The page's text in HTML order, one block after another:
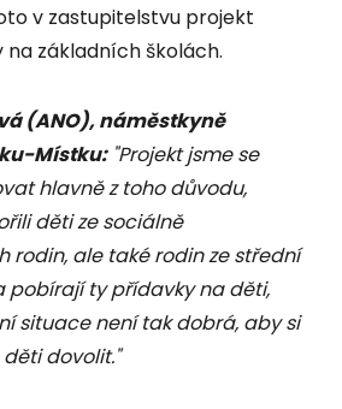
v zastupitelstvu projekt
základních školách.
(ANO), náměstkyně
Místku:"Projekt jsme se
hlavně z toho důvodu,
děti ze sociálně
rodin, ale také rodin ze střední
pobírají ty přídavky na děti,
situace není tak dobrá, aby si
dovolit."